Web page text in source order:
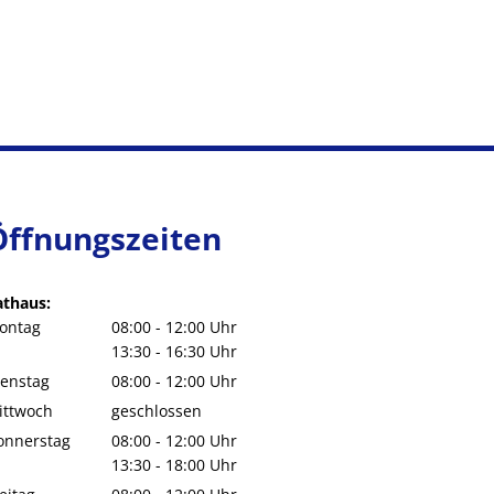
08:00 - 12:00 Uhr
Von 08:00 bis 12:00 Uhr
13:30 - 16:30 Uhr
Von 13:30 bis 16:30 Uhr
08:00 - 12:00 Uhr
Von 08:00 bis 12:00 Uhr
geschlossen
08:00 - 12:00 Uhr
Von 08:00 bis 12:00 Uhr
13:30 - 18:00 Uhr
Von 13:30 bis 18:00 Uhr